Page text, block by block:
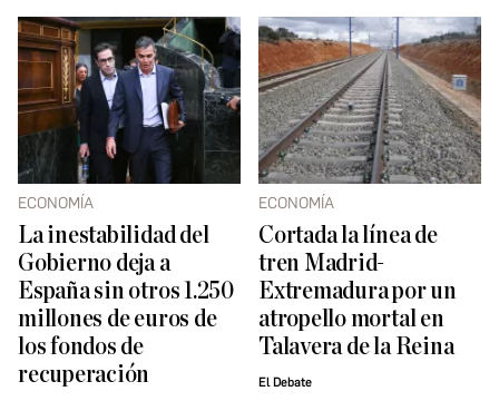
ECONOMÍA
La inestabilidad del
Gobierno deja a
España sin otros 1.250
millones de euros de
los fondos de
recuperación
ECONOMÍA
Cortada la línea de
tren Madrid-
Extremadura por un
atropello mortal en
Talavera de la Reina
El Debate